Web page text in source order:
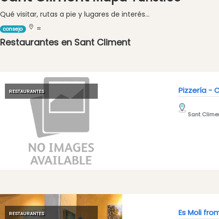
y
vegano
Excursion
en
Bar
Alimentos
vivo
Discoteca
Qué visitar, rutas a pie y lugares de interés...
consejo =
Restaurantes en Sant Climent
RESTAURANTES Pizzería -
Sant
RESTAURANTES Es Moli